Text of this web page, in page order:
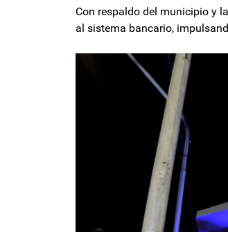
Con respaldo del municipio y
al sistema bancario,